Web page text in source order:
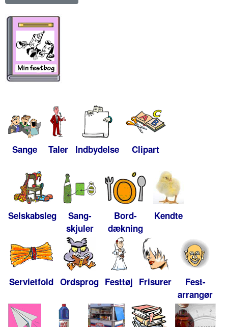
Sange Taler Indbydelse Clipart
Selskabsleg
Sang-
skjuler
Bord-
dækning
Kendte
Servietfold Ordsprog Festtøj Frisurer
Fest-
arrangør